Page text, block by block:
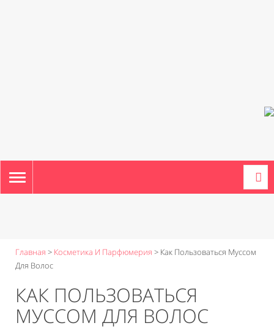
TOGGLE
NAVIGATION
Главная > Косметика И Парфюмерия > Как Пользоваться Муссом
Для Волос
КАК ПОЛЬЗОВАТЬСЯ
МУССОМ ДЛЯ ВОЛОС